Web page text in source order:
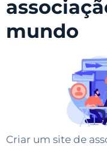
mundo
Criar um site de